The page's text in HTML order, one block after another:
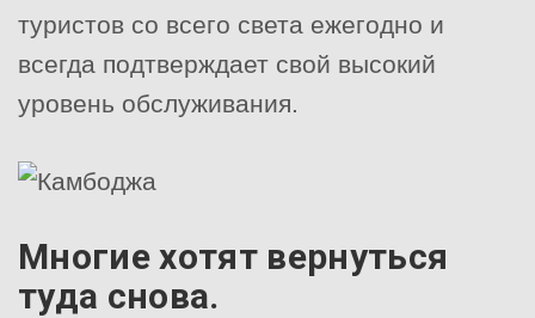
туристов со всего света ежегодно и
всегда подтверждает свой высокий
уровень обслуживания.
Многие хотят вернуться
туда снова.